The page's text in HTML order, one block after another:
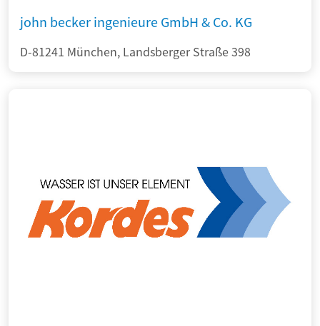
john becker ingenieure GmbH & Co. KG
D-81241 München, Landsberger Straße 398